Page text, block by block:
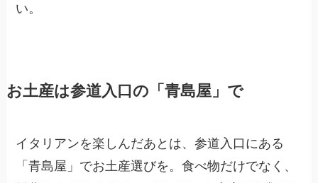
い。
お土産は参道入口の「青島屋」で
イタリアンを楽しんだあとは、参道入口にある
「青島屋」でお土産選びを。食べ物だけでなく、